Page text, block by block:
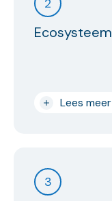
Ecosysteem
Lees meer
3